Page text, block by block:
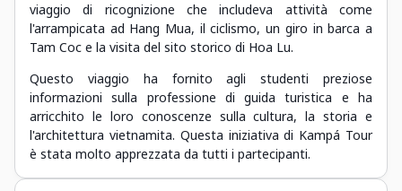
viaggio di ricognizione che includeva attività come
l'arrampicata ad Hang Mua, il ciclismo, un giro in barca a
Tam Coc e la visita del sito storico di Hoa Lu.
Questo viaggio ha fornito agli studenti preziose
informazioni sulla professione di guida turistica e ha
arricchito le loro conoscenze sulla cultura, la storia e
l'architettura vietnamita. Questa iniziativa di Kampá Tour
è stata molto apprezzata da tutti i partecipanti.